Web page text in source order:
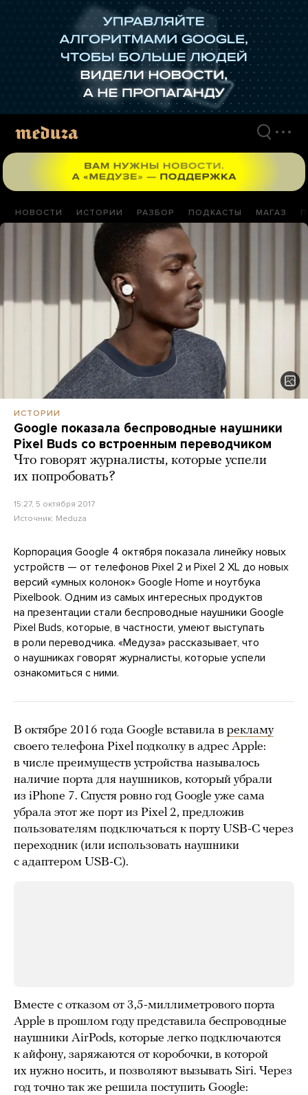
НОВОСТИ ИСТОРИИ РАЗБОР ПОДКАСТЫ МАГАЗ
ИСТОРИИ
Google показала беспроводные наушники
Pixel Buds со встроенным переводчиком
Что говорят журналисты, которые успели
их попробовать?
15:27, 5 октября 2017
Источник: Meduza
Корпорация Google 4 октября показала линейку новых
устройств — от телефонов Pixel 2 и Pixel 2 XL до новых
версий «умных колонок» Google Home и ноутбука
Pixelbook. Одним из самых интересных продуктов
на презентации стали беспроводные наушники Google
Pixel Buds, которые, в частности, умеют выступать
в роли переводчика. «Медуза» рассказывает, что
о наушниках говорят журналисты, которые успели
ознакомиться с ними.
В октябре 2016 года Google вставила в рекламу
своего телефона Pixel подколку в адрес Apple:
в числе преимуществ устройства называлось
наличие порта для наушников, который убрали
из iPhone 7. Спустя ровно год Google уже сама
убрала этот же порт из Pixel 2, предложив
пользователям подключаться к порту USB-C через
переходник (или использовать наушники
с адаптером USB-C).
Вместе с отказом от 3,5-миллиметрового порта
Apple в прошлом году представила беспроводные
наушники AirPods, которые легко подключаются
к айфону, заряжаются от коробочки, в которой
их нужно носить, и позволяют вызывать Siri. Через
год точно так же решила поступить Google: